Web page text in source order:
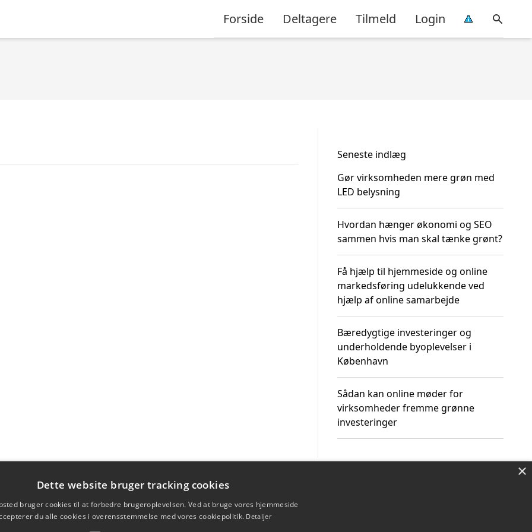
Forside Deltagere Tilmeld Login
Seneste indlæg
Gør virksomheden mere grøn med
LED belysning
Hvordan hænger økonomi og SEO
sammen hvis man skal tænke grønt?
Få hjælp til hjemmeside og online
markedsføring udelukkende ved
hjælp af online samarbejde
Bæredygtige investeringer og
underholdende byoplevelser i
København
Sådan kan online møder for
virksomheder fremme grønne
investeringer
×
Dette website bruger tracking cookies
bruger cookies til at forbedre brugeroplevelsen. Ved at bruge vores hjemmeside
du alle cookies i overensstemmelse med vores cookiepolitik. Detaljer